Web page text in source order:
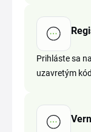
Prihláste sa
uzavretým